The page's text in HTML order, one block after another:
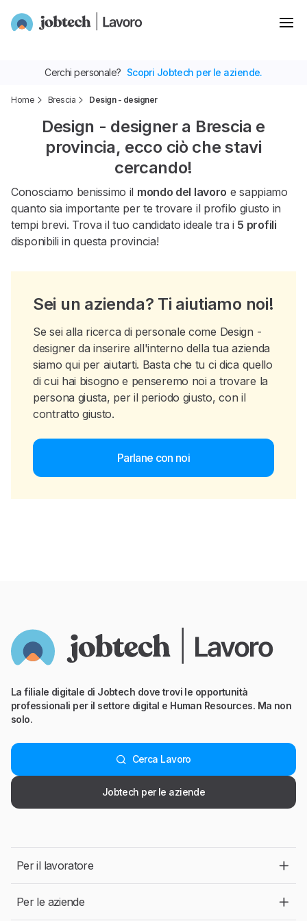
Home Brescia Design - designer
Design - designer a Brescia e
provincia, ecco ciò che stavi
cercando!
Conosciamo benissimo il mondo del lavoro e sappiamo
quanto sia importante per te trovare il profilo giusto in
tempi brevi. Trova il tuo candidato ideale tra i 5 profili
disponibili in questa provincia!
Sei un azienda? Ti aiutiamo noi!
Se sei alla ricerca di personale come Design -
designer da inserire all'interno della tua azienda
siamo qui per aiutarti. Basta che tu ci dica quello
di cui hai bisogno e penseremo noi a trovare la
persona giusta, per il periodo giusto, con il
contratto giusto.
Parlane con noi
Cerchi personale? Scopri Jobtech per le aziende.
La filiale digitale di Jobtech dove trovi le opportunità
professionali per il settore digital e Human Resources. Ma non
solo.
Cerca Lavoro
Jobtech per le aziende
Per il lavoratore
Per le aziende